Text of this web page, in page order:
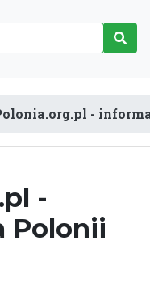
-
-
Polonii